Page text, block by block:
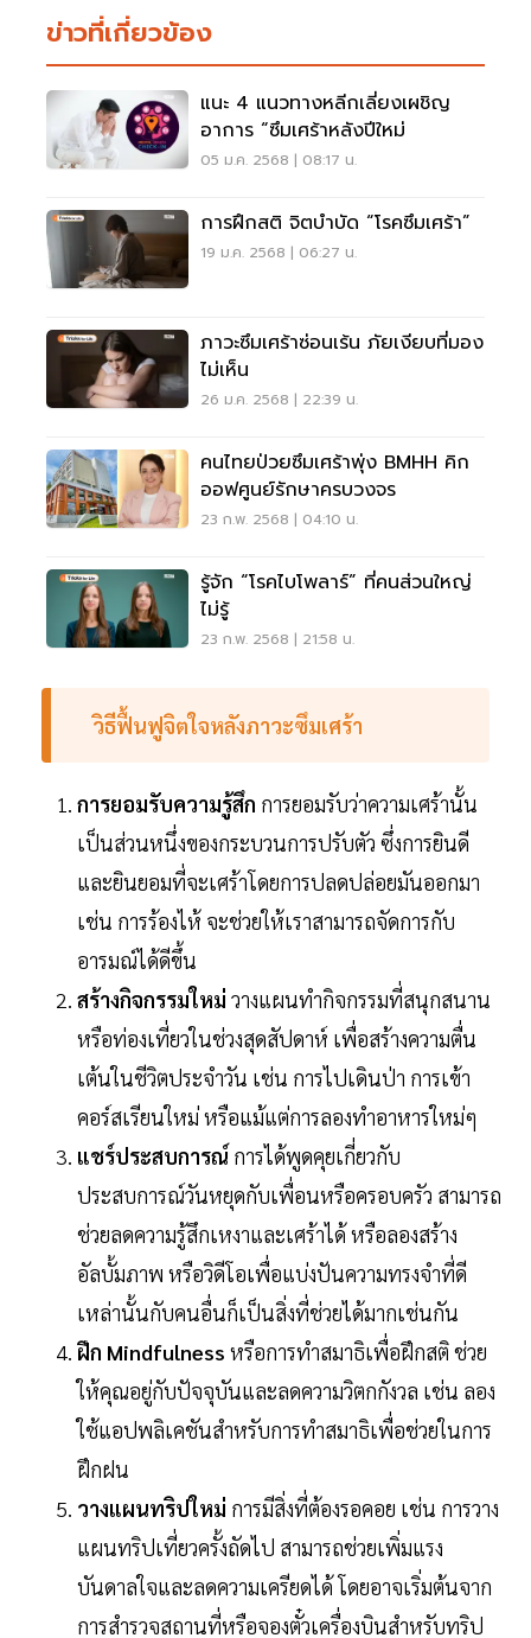
ข่าวที่เกี่ยวข้อง
แนะ 4 แนวทางหลีกเลี่ยงเผชิญ
อาการ “ซึมเศร้าหลังปีใหม่
05 ม.ค. 2568 | 08:17 น.
การฝึกสติ จิตบำบัด “โรคซึมเศร้า”
19 ม.ค. 2568 | 06:27 น.
ภาวะซึมเศร้าซ่อนเร้น ภัยเงียบที่มอง
ไม่เห็น
26 ม.ค. 2568 | 22:39 น.
คนไทยป่วยซึมเศร้าพุ่ง BMHH คิก
ออฟศูนย์รักษาครบวงจร
23 ก.พ. 2568 | 04:10 น.
รู้จัก “โรคไบโพลาร์” ที่คนส่วนใหญ่
ไม่รู้
23 ก.พ. 2568 | 21:58 น.
วิธีฟื้นฟูจิตใจหลังภาวะซึมเศร้า
การยอมรับความรู้สึก การยอมรับว่าความเศร้านั้น
เป็นส่วนหนึ่งของกระบวนการปรับตัว ซึ่งการยินดี
และยินยอมที่จะเศร้าโดยการปลดปล่อยมันออกมา
เช่น การร้องไห้ จะช่วยให้เราสามารถจัดการกับ
อารมณ์ได้ดีขึ้น
สร้างกิจกรรมใหม่ วางแผนทำกิจกรรมที่สนุกสนาน
หรือท่องเที่ยวในช่วงสุดสัปดาห์ เพื่อสร้างความตื่น
เต้นในชีวิตประจำวัน เช่น การไปเดินป่า การเข้า
คอร์สเรียนใหม่ หรือแม้แต่การลองทำอาหารใหม่ๆ
แชร์ประสบการณ์ การได้พูดคุยเกี่ยวกับ
ประสบการณ์วันหยุดกับเพื่อนหรือครอบครัว สามารถ
ช่วยลดความรู้สึกเหงาและเศร้าได้ หรือลองสร้าง
อัลบั้มภาพ หรือวิดีโอเพื่อแบ่งปันความทรงจำที่ดี
เหล่านั้นกับคนอื่นก็เป็นสิ่งที่ช่วยได้มากเช่นกัน
ฝึก Mindfulness หรือการทำสมาธิเพื่อฝึกสติ ช่วย
ให้คุณอยู่กับปัจจุบันและลดความวิตกกังวล เช่น ลอง
ใช้แอปพลิเคชันสำหรับการทำสมาธิเพื่อช่วยในการ
ฝึกฝน
วางแผนทริปใหม่ การมีสิ่งที่ต้องรอคอย เช่น การวาง
แผนทริปเที่ยวครั้งถัดไป สามารถช่วยเพิ่มแรง
บันดาลใจและลดความเครียดได้ โดยอาจเริ่มต้นจาก
การสำรวจสถานที่หรือจองตั๋วเครื่องบินสำหรับทริป